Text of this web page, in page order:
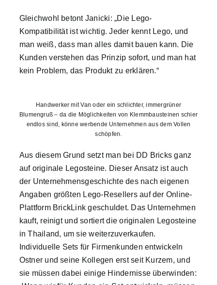
Gleichwohl betont Janicki: „Die Lego-
Kompatibilität ist wichtig. Jeder kennt Lego, und
man weiß, dass man alles damit bauen kann. Die
Kunden verstehen das Prinzip sofort, und man hat
kein Problem, das Produkt zu erklären.“
Handwerker mit Van oder ein schlichter, immergrüner
Blumengruß – da die Möglichkeiten von Klemmbausteinen schier
endlos sind, könne werbende Unternehmen aus dem Vollen
schöpfen.
Aus diesem Grund setzt man bei DD Bricks ganz
auf originale Legosteine. Dieser Ansatz ist auch
der Unternehmensgeschichte des nach eigenen
Angaben größten Lego-Resellers auf der Online-
Plattform BrickLink geschuldet. Das Unternehmen
kauft, reinigt und sortiert die originalen Legosteine
in Thailand, um sie weiterzuverkaufen.
Individuelle Sets für Firmenkunden entwickeln
Ostner und seine Kollegen erst seit Kurzem, und
sie müssen dabei einige Hindernisse überwinden: